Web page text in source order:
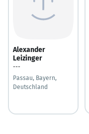
Alexander
Leizinger
---
Passau, Bayern,
Deutschland